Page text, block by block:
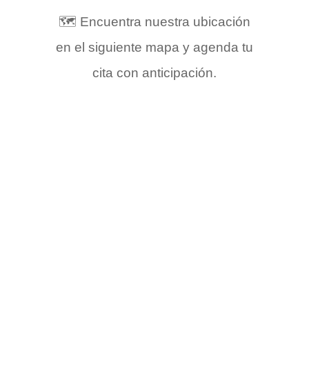
🗺️ Encuentra nuestra ubicación
en el siguiente mapa y agenda tu
cita con anticipación.